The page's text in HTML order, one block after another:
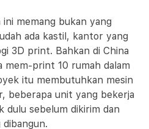
memang bukan yang
ada kastil, kantor yang
3D print. Bahkan di China
mem-print 10 rumah dalam
itu membutuhkan mesin
beberapa unit yang bekerja
dulu sebelum dikirim dan